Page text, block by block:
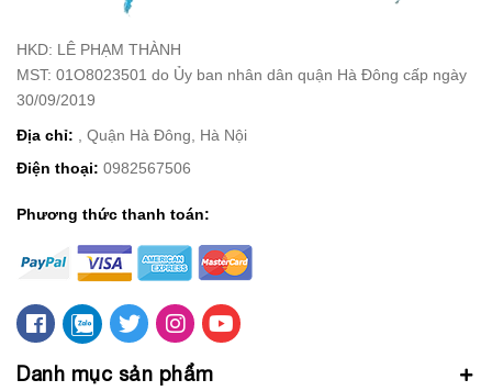
HKD: LÊ PHẠM THÀNH
MST: 01O8023501 do Ủy ban nhân dân quận Hà Đông cấp ngày
30/09/2019
Địa chỉ: , Quận Hà Đông, Hà Nội
Điện thoại: 0982567506
Phương thức thanh toán:
Danh mục sản phẩm